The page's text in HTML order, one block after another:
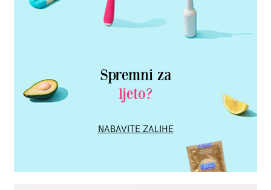
Spremni za
ljeto?
NABAVITE ZALIHE